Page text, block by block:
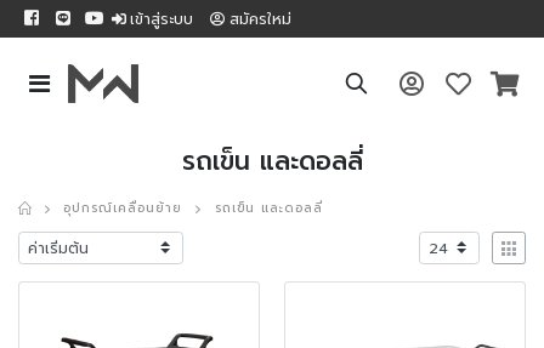
เข้าสู่ระบบ สมัครใหม่
รถเข็น และดอลลี่
อุปกรณ์เคลื่อนย้าย รถเข็น และดอลลี่